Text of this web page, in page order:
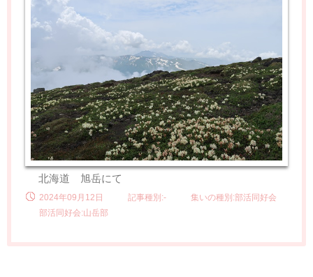
北海道 旭岳にて
2024年09月12日 記事種別:-
集いの種別:部活同好会
部活同好会:山岳部